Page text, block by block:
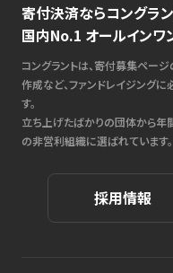
寄付決済ならコングラ
国内No.1 オールインワ
コングラントは、寄付募集ペー
作成など、ファンドレイジング
す。
立ち上げたばかりの団体から
の非営利組織に選ばれています。
採用情報